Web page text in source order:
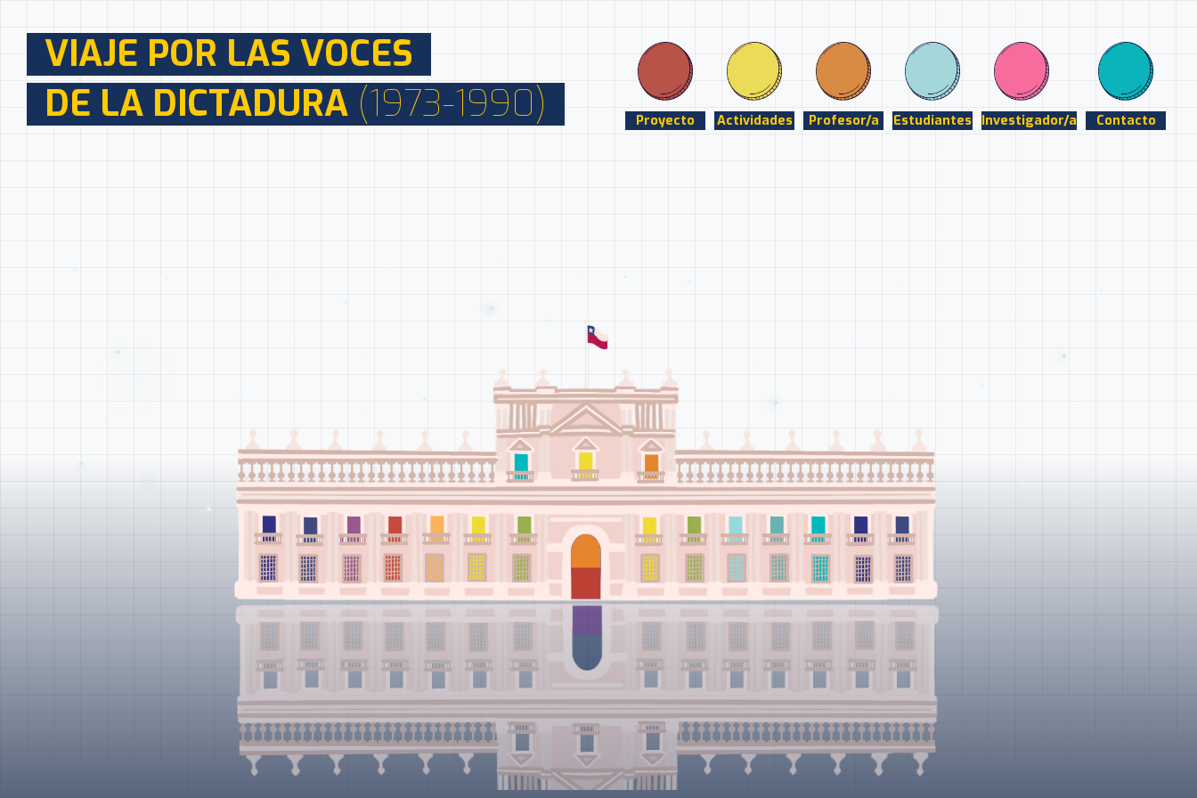
VIAJE POR LAS VOCES
DE LA DICTADURA (1973-1990) Proyecto Actividades Profesor/a Estudiantes Investigador/a Contacto